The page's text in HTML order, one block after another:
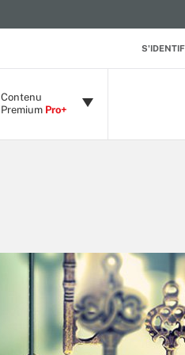
Contenu
Premium Pro+